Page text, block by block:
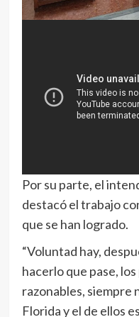
Por su parte, el
destacó el trabajo
que se han logrado.
“Voluntad hay,
hacerlo que pase,
razonables, siempre
Florida y el de ellos